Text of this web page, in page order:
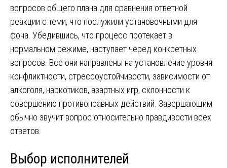
вопросов общего плана для сравнения ответной
реакции с теми, что послужили установочными для
фона. Убедившись, что процесс протекает в
нормальном режиме, наступает черед конкретных
вопросов. Все они направлены на установление уровня
конфликтности, стрессоустойчивости, зависимости от
алкоголя, наркотиков, азартных игр, склонности к
совершению противоправных действий. Завершающим
обычно звучит вопрос относительно правдивости всех
ответов.
Выбор исполнителей